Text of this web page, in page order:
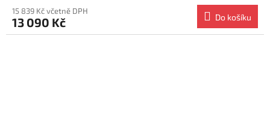
15 839 Kč včetně DPH
13 090 Kč Do košíku